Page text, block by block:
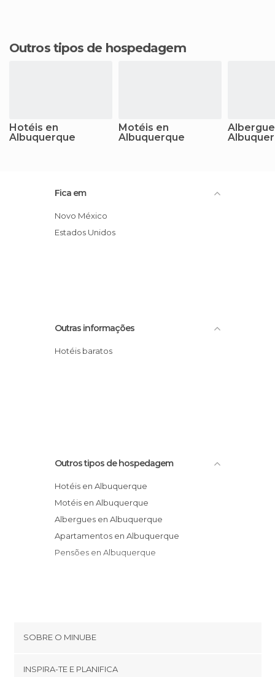
Outros tipos de hospedagem
Hotéis en
Albuquerque
Motéis en
Albuquerque
Fica em
Novo México
Estados Unidos
Outras informações
Hotéis baratos
Outros tipos de hospedagem
Hotéis en Albuquerque
Motéis en Albuquerque
Albergues en Albuquerque
Apartamentos en Albuquerque
Pensões en Albuquerque
SOBRE O MINUBE
INSPIRA-TE E PLANIFICA